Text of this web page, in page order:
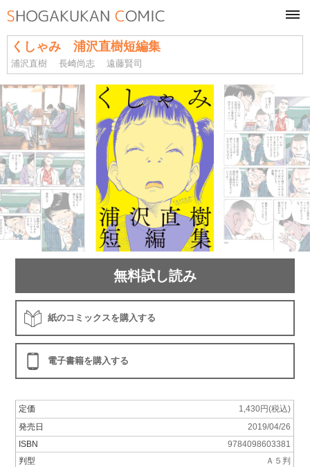
くしゃみ 浦沢直樹短編集
浦沢直樹 長崎尚志 遠藤賢司
無料試し読み
紙のコミックスを購入する
電子書籍を購入する
定価
1,430円(税込)
発売日
2019/04/26
ISBN
9784098603381
判型
Ａ５判